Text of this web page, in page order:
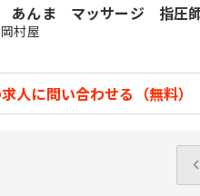
あんま マッサージ 指圧
村屋
人に問い合わせる（無料）